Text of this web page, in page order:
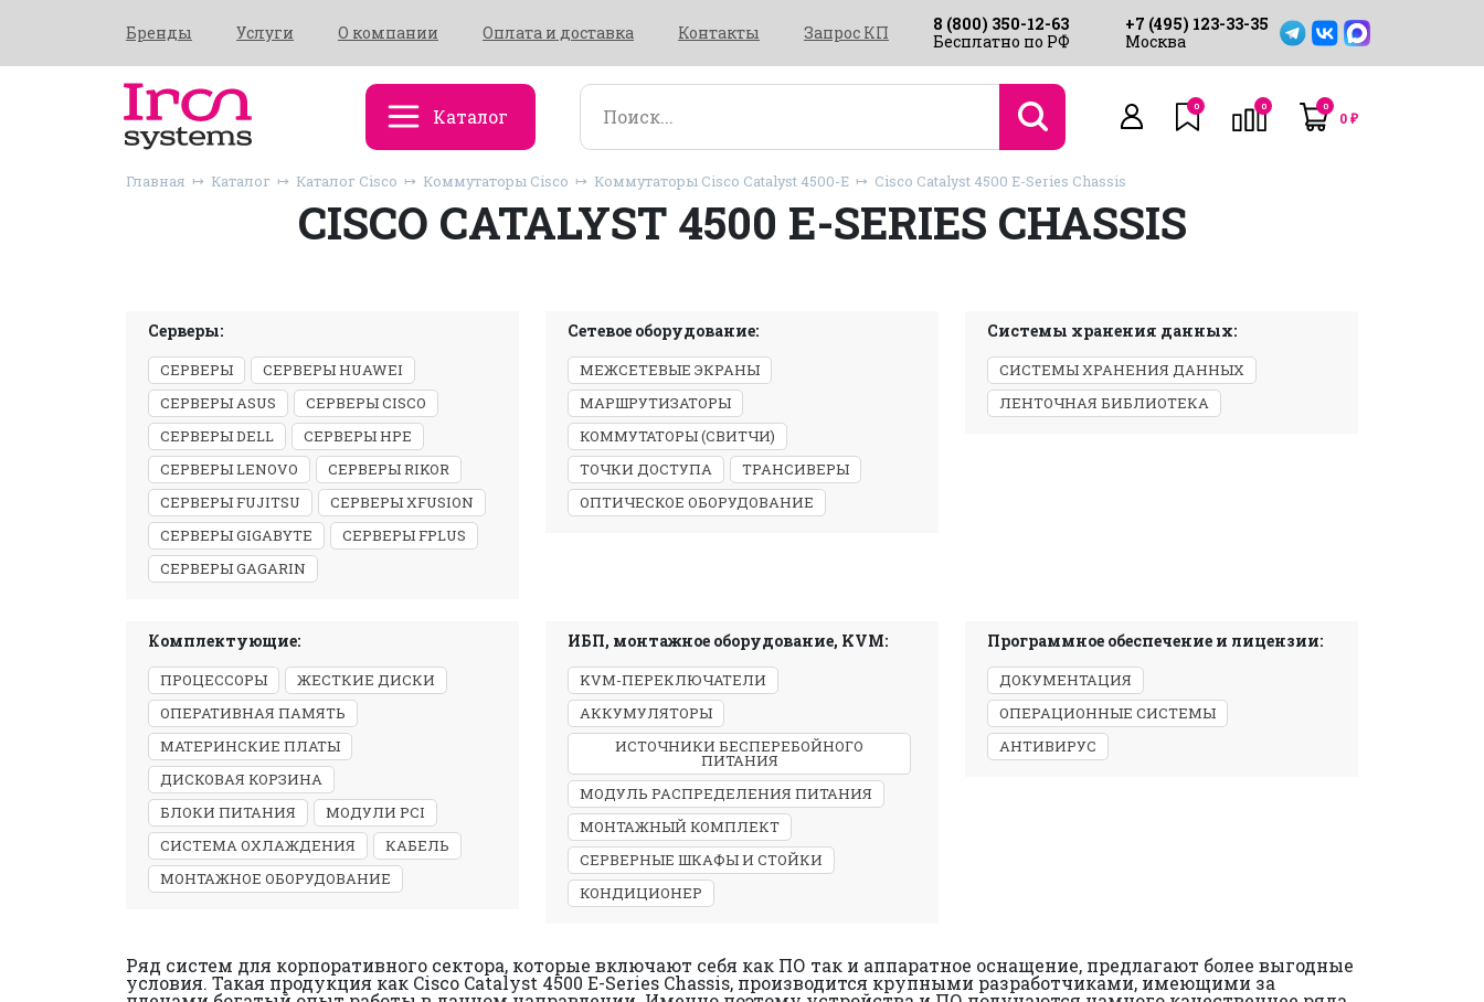
Бренды Услуги О компании Оплата и доставка Контакты Запрос КП
8 (800) 350-12-63
Бесплатно по РФ
+7 (495) 123-33-35
Москва
Каталог 0 0 0
0₽
Главная Каталог Каталог Cisco Коммутаторы Cisco Коммутаторы Cisco Catalyst 4500-E Cisco Catalyst 4500 E-Series Chassis
CISCO CATALYST 4500 E-SERIES CHASSIS
Серверы:
СЕРВЕРЫ
СЕРВЕРЫ HUAWEI
СЕРВЕРЫ ASUS
СЕРВЕРЫ CISCO
СЕРВЕРЫ DELL
СЕРВЕРЫ HPE
СЕРВЕРЫ LENOVO
СЕРВЕРЫ RIKOR
СЕРВЕРЫ FUJITSU
СЕРВЕРЫ XFUSION
СЕРВЕРЫ GIGABYTE
СЕРВЕРЫ FPLUS
СЕРВЕРЫ GAGARIN
Сетевое оборудование:
МЕЖСЕТЕВЫЕ ЭКРАНЫ
МАРШРУТИЗАТОРЫ
КОММУТАТОРЫ (СВИТЧИ)
ТОЧКИ ДОСТУПА
ТРАНСИВЕРЫ
ОПТИЧЕСКОЕ ОБОРУДОВАНИЕ
Системы хранения данных:
СИСТЕМЫ ХРАНЕНИЯ ДАННЫХ
ЛЕНТОЧНАЯ БИБЛИОТЕКА
Комплектующие:
ПРОЦЕССОРЫ
ЖЕСТКИЕ ДИСКИ
ОПЕРАТИВНАЯ ПАМЯТЬ
МАТЕРИНСКИЕ ПЛАТЫ
ДИСКОВАЯ КОРЗИНА
БЛОКИ ПИТАНИЯ
МОДУЛИ PCI
СИСТЕМА ОХЛАЖДЕНИЯ
КАБЕЛЬ
МОНТАЖНОЕ ОБОРУДОВАНИЕ
ИБП, монтажное оборудование, KVM:
KVM-ПЕРЕКЛЮЧАТЕЛИ
АККУМУЛЯТОРЫ
ИСТОЧНИКИ БЕСПЕРЕБОЙНОГО
ПИТАНИЯ
МОДУЛЬ РАСПРЕДЕЛЕНИЯ ПИТАНИЯ
МОНТАЖНЫЙ КОМПЛЕКТ
СЕРВЕРНЫЕ ШКАФЫ И СТОЙКИ
КОНДИЦИОНЕР
Программное обеспечение и лицензии:
ДОКУМЕНТАЦИЯ
ОПЕРАЦИОННЫЕ СИСТЕМЫ
АНТИВИРУС
Ряд систем для корпоративного сектора, которые включают себя как ПО так и аппаратное оснащение, предлагают более выгодные
условия. Такая продукция как Cisco Catalyst 4500 E-Series Chassis, производится крупными разработчиками, имеющими за